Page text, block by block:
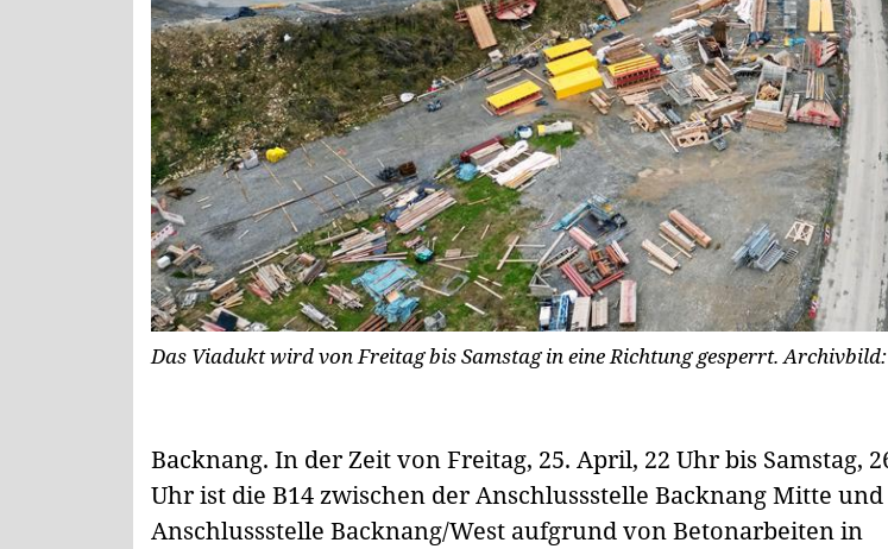
Das Viadukt wird von Freitag bis Samstag in eine Richtung gesperrt.Archivbild:
Backnang. In der Zeit von Freitag, 25. April, 22 Uhr bis Samstag,
Uhr ist die B14 zwischen der Anschlussstelle Backnang Mitte
Anschlussstelle Backnang/West aufgrund von Betonarbeiten in